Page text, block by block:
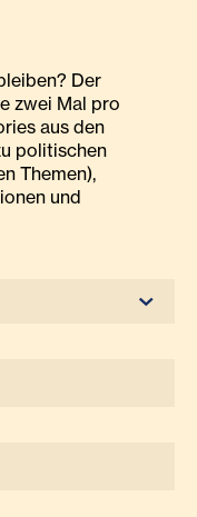
Der
zwei Mal pro
aus den
politischen
Themen),
und